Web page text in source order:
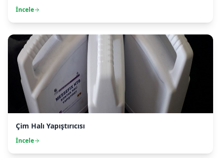
İncele
Çim Halı Yapıştırıcısı
İncele